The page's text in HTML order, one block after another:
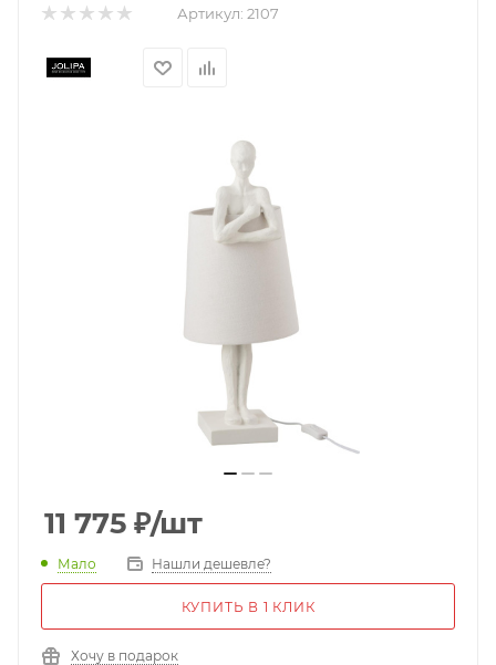
Артикул: 2107
11 775 ₽/шт
Мало Нашли дешевле?
КУПИТЬ В 1 КЛИК
Хочу в подарок